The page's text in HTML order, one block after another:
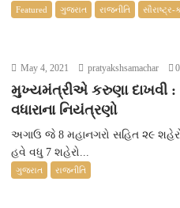
Featured ગુજરાત રાજનીતિ
May 4, 2021 pratyakshsamachar 0
મુખ્યમંત્રીએ કરુણા દાખવી :
વધારાના નિયંત્રણો
અગાઉ જે 8 મહાનગરો સહિત ૨૯
હવે વધુ 7 શહેરો...
ગુજરાત રાજનીતિ